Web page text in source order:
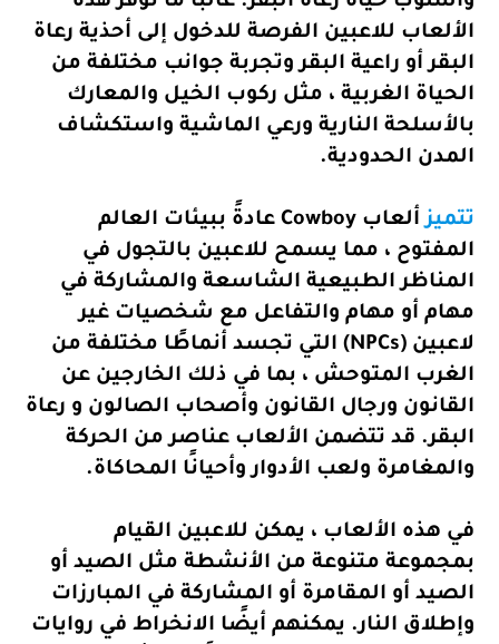
الألعاب للاعبين الفرصة للدخول إلى أحذية رعاة
البقر أو راعية البقر وتجربة جوانب مختلفة من
الحياة الغربية ، مثل ركوب الخيل والمعارك
بالأسلحة النارية ورعي الماشية واستكشاف
المدن الحدودية.
تتميز
ألعاب Cowboy عادةً ببيئات العالم
المفتوح ، مما يسمح للاعبين بالتجول في
المناظر الطبيعية الشاسعة والمشاركة في
مهام أو مهام والتفاعل مع شخصيات غير
لاعبين (NPCs) التي تجسد أنماطًا مختلفة من
الغرب المتوحش ، بما في ذلك الخارجين عن
القانون ورجال القانون وأصحاب الصالون و رعاة
البقر. قد تتضمن الألعاب عناصر من الحركة
والمغامرة ولعب الأدوار وأحيانًا المحاكاة.
في هذه الألعاب ، يمكن للاعبين القيام
بمجموعة متنوعة من الأنشطة مثل الصيد أو
الصيد أو المقامرة أو المشاركة في المبارزات
وإطلاق النار. يمكنهم أيضًا الانخراط في روايات